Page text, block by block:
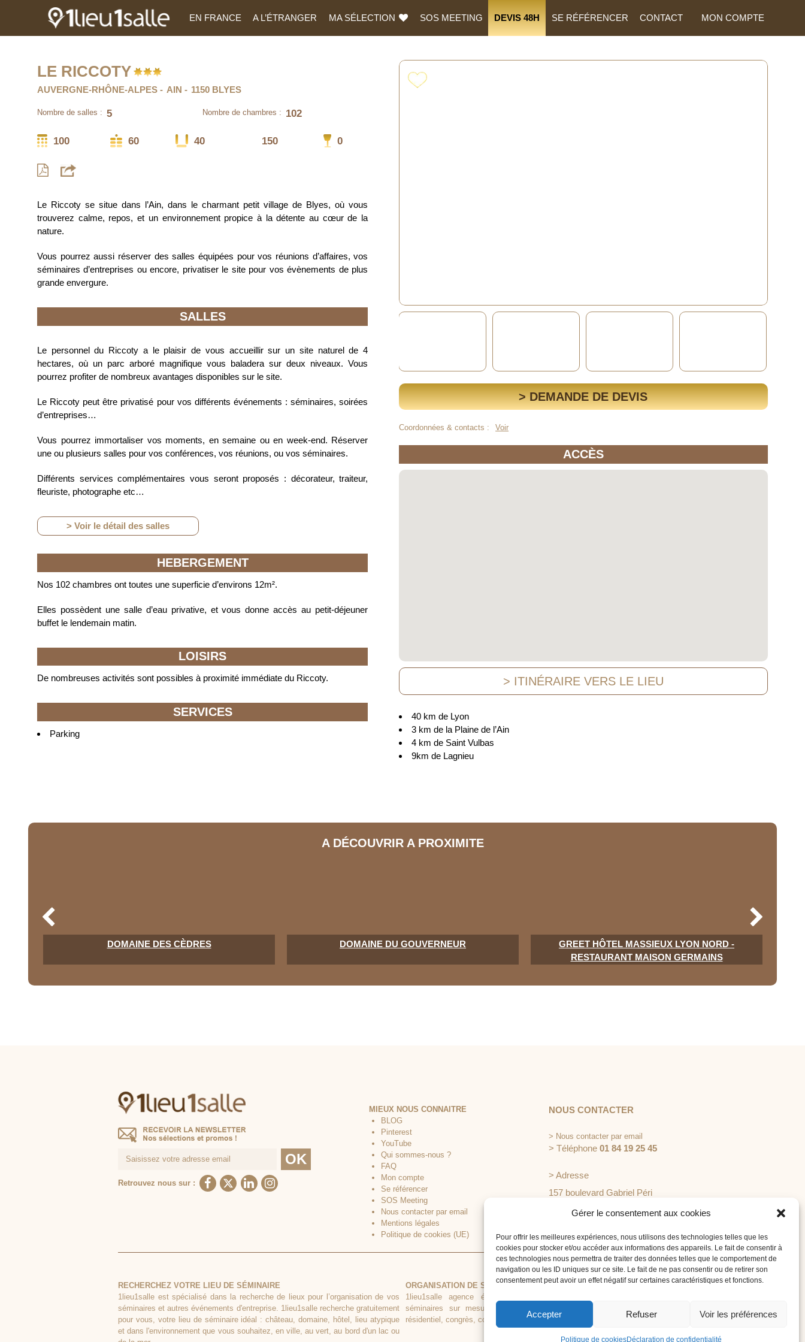
Gérer le consentement aux cookies
Pour offrir les meilleures expériences, nous utilisons des technologies telles que les
cookies pour stocker et/ou accéder aux informations des appareils. Le fait de consentir à
ces technologies nous permettra de traiter des données telles que le comportement de
navigation ou les ID uniques sur ce site. Le fait de ne pas consentir ou de retirer son
consentement peut avoir un effet négatif sur certaines caractéristiques et fonctions.
Accepter Refuser Voir les préférences
Politique de cookiesDéclaration de confidentialité
EN FRANCE A L’ÉTRANGER MA SÉLECTION SOS MEETING DEVIS 48H SE RÉFÉRENCER CONTACT MON COMPTE
LE RICCOTY
AUVERGNE-RHÔNE-ALPES AIN 1150 BLYES
Nombre de salles : 5 Nombre de chambres : 102
100 60 40 150 0
Le Riccoty se situe dans l’Ain, dans le charmant petit village de Blyes, où vous
trouverez calme, repos, et un environnement propice à la détente au cœur de la
nature.
Vous pourrez aussi réserver des salles équipées pour vos réunions d’affaires, vos
séminaires d’entreprises ou encore, privatiser le site pour vos évènements de plus
grande envergure.
SALLES
Le personnel du Riccoty a le plaisir de vous accueillir sur un site naturel de 4
hectares, où un parc arboré magnifique vous baladera sur deux niveaux. Vous
pourrez profiter de nombreux avantages disponibles sur le site.
Le Riccoty peut être privatisé pour vos différents événements : séminaires, soirées
d’entreprises…
Vous pourrez immortaliser vos moments, en semaine ou en week-end. Réserver
une ou plusieurs salles pour vos conférences, vos réunions, ou vos séminaires.
Différents services complémentaires vous seront proposés : décorateur, traiteur,
fleuriste, photographe etc…
> Voir le détail des salles
HEBERGEMENT
Nos 102 chambres ont toutes une superficie d’environs 12m².
Elles possèdent une salle d’eau privative, et vous donne accès au petit-déjeuner
buffet le lendemain matin.
LOISIRS
De nombreuses activités sont possibles à proximité immédiate du Riccoty.
SERVICES
Parking
> DEMANDE DE DEVIS
Coordonnées & contacts : Voir
ACCÈS
> ITINÉRAIRE VERS LE LIEU
40 km de Lyon
3 km de la Plaine de l’Ain
4 km de Saint Vulbas
9km de Lagnieu
A DÉCOUVRIR A PROXIMITE
DOMAINE DES CÈDRES DOMAINE DU GOUVERNEUR
GREET HÔTEL MASSIEUX LYON NORD -
RESTAURANT MAISON GERMAINS
Retrouvez nous sur :
MIEUX NOUS CONNAITRE
BLOG
Pinterest
YouTube
Qui sommes-nous ?
FAQ
Mon compte
Se référencer
SOS Meeting
Nous contacter par email
Mentions légales
Politique de cookies (UE)
NOUS CONTACTER
> Nous contacter par email
> Téléphone 01 84 19 25 45
> Adresse
157 boulevard Gabriel Péri
92240 Malakoff
RECHERCHEZ VOTRE LIEU DE SÉMINAIRE
1lieu1salle est spécialisé dans la recherche de lieux pour l’organisation de vos
séminaires et autres événements d'entreprise. 1lieu1salle recherche gratuitement
pour vous, votre lieu de séminaire idéal : château, domaine, hôtel, lieu atypique
et dans l'environnement que vous souhaitez, en ville, au vert, au bord d'un lac ou
ORGANISATION DE SÉMINAIRE CLÉ EN MAIN
1lieu1salle agence événementielle est spécialisée dans l'organisation de
séminaires sur mesure. Tous types d'événements d'entreprise : séminaire
résidentiel, congrès, conférence, réunion, journée d'étude, soirée de gala...